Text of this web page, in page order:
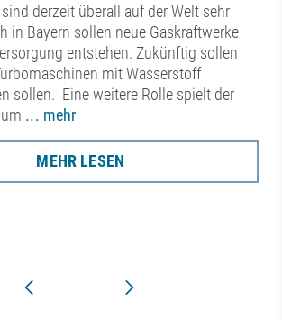
derzeit überall auf der Welt sehr
in Bayern sollen neue Gaskraftwerke
entstehen. Zukünftig sollen
mit Wasserstoff
sollen. Eine weitere Rolle spielt der
... mehr
MEHR LESEN